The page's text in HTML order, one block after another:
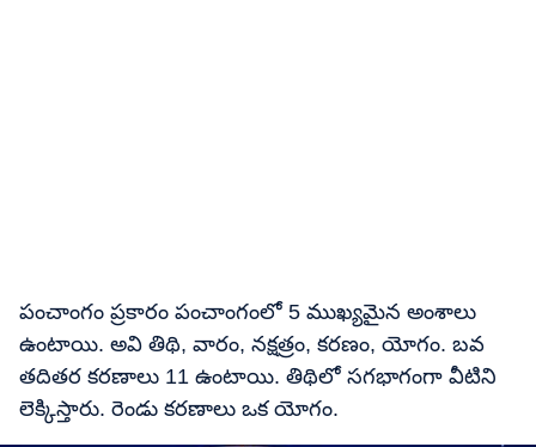
పంచాంగం ప్రకారం పంచాంగంలో 5 ముఖ్యమైన అంశాలు
ఉంటాయి. అవి తిథి, వారం, నక్షత్రం, కరణం, యోగం. బవ
తదితర కరణాలు 11 ఉంటాయి. తిథిలో సగభాగంగా వీటిని
లెక్కిస్తారు. రెండు కరణాలు ఒక యోగం.